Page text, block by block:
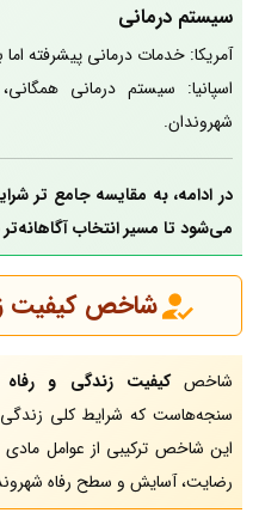
سیستم درمانی
آمریکا: خدمات درمانی پیشرفته
اسپانیا: سیستم درمانی
شهروندان.
در ادامه، به مقایسه جامع تر
می‌شود تا مسیر انتخاب
شاخص کیفیت
شاخصکیفیت زندگی و رفاه
سنجه‌هاست که شرایط کلی
این شاخص ترکیبی از عوامل
رضایت، آسایش و سطح رفاه